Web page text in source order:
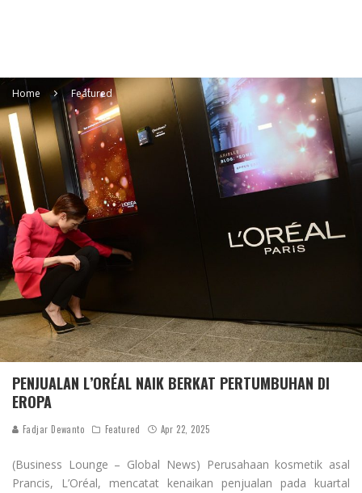
Home Featured
PENJUALAN L’ORÉAL NAIK BERKAT PERTUMBUHAN DI
EROPA
Fadjar Dewanto Featured Apr 22, 2025
(Business Lounge – Global News) Perusahaan kosmetik asal
Prancis, L’Oréal, mencatat kenaikan penjualan pada kuartal